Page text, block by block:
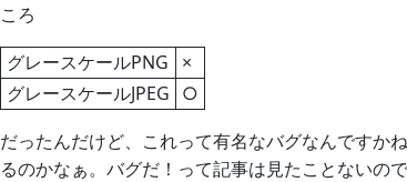
ころ
グレースケールPNG
×
グレースケールJPEG ○
だったんだけど、これって有名なバグなんですか
るのかなぁ。バグだ！って記事は見たことないの